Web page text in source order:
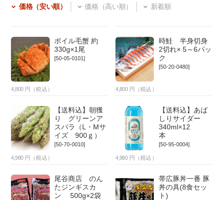
価格（安い順） 価格（高い順） 新着順
ボイル毛蟹 約
330g×1尾
[50-05-0101]
4,800 円（税込）
時鮭 半身切身
2切れ× 5～6パッ
ク
[50-20-0480]
4,800 円（税込）
【送料込】朝獲
り グリーンア
スパラ（L・Mサ
イズ 900ｇ）
[50-70-0010]
4,980 円（税込）
【送料込】あば
しりサイダー
340ml×12
本
[50-95-0004]
4,980 円（税込）
尾谷商店 のん
たジンギスカ
ン 500g×2袋
帯広豚丼一番 豚
丼の具(8食セッ
ト)